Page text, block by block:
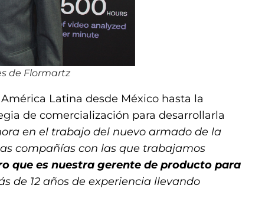
de Flormartz
Latina desde México hasta la
de comercialización para desarrollarla
en el trabajo del nuevo armado de la
compañías con las que trabajamos
que es nuestra gerente de producto para
de 12 años de experiencia llevando